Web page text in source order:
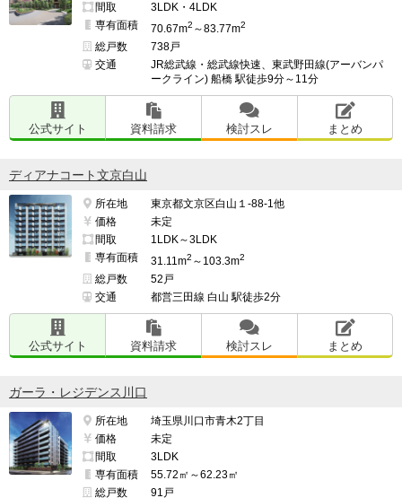
間取
3LDK・4LDK
専有面積
70.67m2 ～83.77m2
総戸数
738戸
交通
JR総武線・総武線快速、東武野田線(アーバンパ
ークライン) 船橋 駅徒歩9分～11分
公式サイト 資料請求 検討スレ まとめ
ディアナコート文京白山
所在地
東京都文京区白山１-88-1他
価格
未定
間取
1LDK～3LDK
専有面積
31.11m2 ～103.3m2
総戸数
52戸
交通
都営三田線 白山 駅徒歩2分
公式サイト 資料請求 検討スレ まとめ
ガーラ・レジデンス川口
所在地
埼玉県川口市青木2丁目
価格
未定
間取
3LDK
専有面積
55.72㎡～62.23㎡
総戸数
91戸